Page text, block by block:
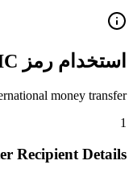
استخدام رمز SWIFT/BIC هذا
money transfer
1
Recipient Details